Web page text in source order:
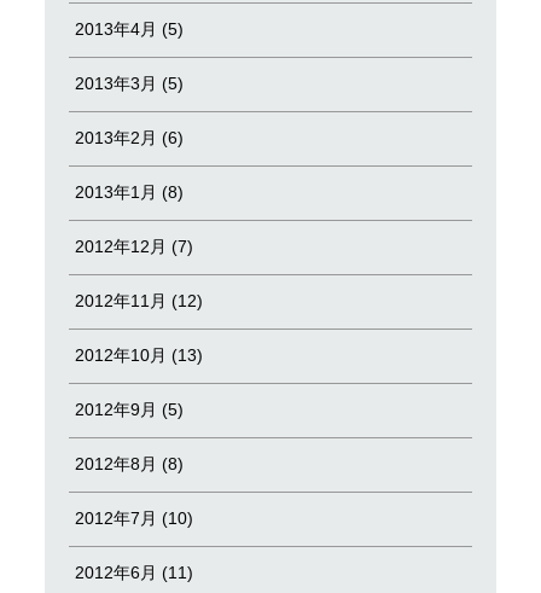
2013年4月 (5)
2013年3月 (5)
2013年2月 (6)
2013年1月 (8)
2012年12月 (7)
2012年11月 (12)
2012年10月 (13)
2012年9月 (5)
2012年8月 (8)
2012年7月 (10)
2012年6月 (11)